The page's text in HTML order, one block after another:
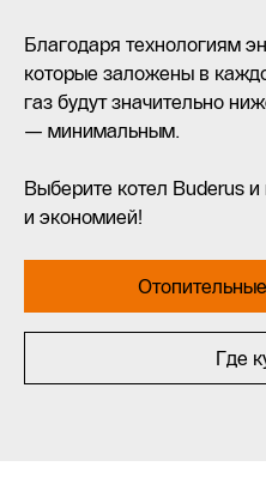
Благодаря технологиям
которые заложены в
газ будут значительно
— минимальным.
Выберите котел Buderus
и экономией!
Где